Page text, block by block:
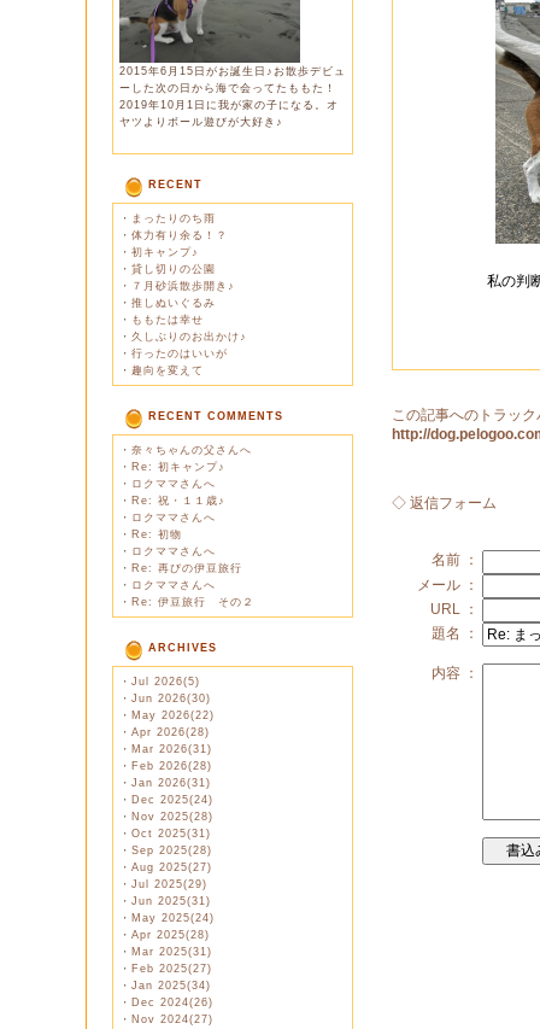
2015年6月15日がお誕生日♪お散歩デビュ
ーした次の日から海で会ってたももた！
2019年10月1日に我が家の子になる。オ
ヤツよりボール遊びが大好き♪
RECENT
・ まったりのち雨
・ 体力有り余る！？
・ 初キャンプ♪
・ 貸し切りの公園
・ ７月砂浜散歩開き♪
・ 推しぬいぐるみ
・ ももたは幸せ
・ 久しぶりのお出かけ♪
・ 行ったのはいいが
・ 趣向を変えて
RECENT COMMENTS
・ 奈々ちゃんの父さんへ
・ Re: 初キャンプ♪
・ ロクママさんへ
・ Re: 祝・１１歳♪
・ ロクママさんへ
・ Re: 初物
・ ロクママさんへ
・ Re: 再びの伊豆旅行
・ ロクママさんへ
・ Re: 伊豆旅行 その２
ARCHIVES
・ Jul 2026(5)
・ Jun 2026(30)
・ May 2026(22)
・ Apr 2026(28)
・ Mar 2026(31)
・ Feb 2026(28)
・ Jan 2026(31)
・ Dec 2025(24)
・ Nov 2025(28)
・ Oct 2025(31)
・ Sep 2025(28)
・ Aug 2025(27)
・ Jul 2025(29)
・ Jun 2025(31)
・ May 2025(24)
・ Apr 2025(28)
・ Mar 2025(31)
・ Feb 2025(27)
・ Jan 2025(34)
・ Dec 2024(26)
・ Nov 2024(27)
私の判
この記事へのトラッ
http://
◇ 返信フォーム
名前 ：
メール ：
URL ：
題名 ：
内容 ：